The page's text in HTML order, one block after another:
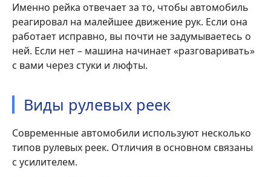
Именно рейка отвечает за то, чтобы автомобиль
реагировал на малейшее движение рук. Если она
работает исправно, вы почти не задумываетесь о
ней. Если нет – машина начинает «разговаривать»
с вами через стуки и люфты.
Виды рулевых реек
Современные автомобили используют несколько
типов рулевых реек. Отличия в основном связаны
с усилителем.